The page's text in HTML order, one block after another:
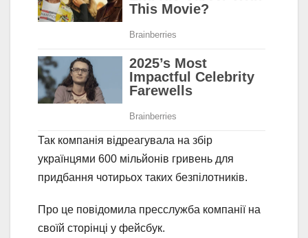
Так компанія відреагувала на збір
українцями 600 мільйонів гривень для
придбання чотирьох таких безпілотників.
Про це повідомила пресслужба компанії на
своїй сторінці у фейсбук.